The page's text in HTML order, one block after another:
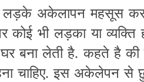
लड़के अकेलापन महसूस
कोई भी लड़का या
बना लेती है. कहते है की
चाहिए. इस अकेलेपन से